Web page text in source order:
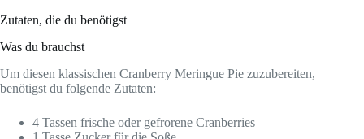
Zutaten, die du benötigst
Was du brauchst
Um diesen klassischen Cranberry Meringue Pie zuzubereiten,
benötigst du folgende Zutaten:
4 Tassen frische oder gefrorene Cranberries